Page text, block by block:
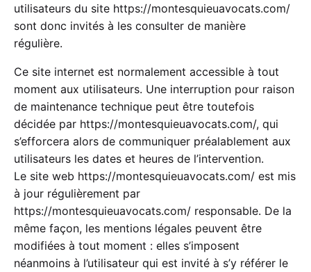
utilisateurs du site https://montesquieuavocats.com/
sont donc invités à les consulter de manière
régulière.
Ce site internet est normalement accessible à tout
moment aux utilisateurs. Une interruption pour raison
de maintenance technique peut être toutefois
décidée par https://montesquieuavocats.com/, qui
s’efforcera alors de communiquer préalablement aux
utilisateurs les dates et heures de l’intervention.
Le site web https://montesquieuavocats.com/ est mis
à jour régulièrement par
https://montesquieuavocats.com/ responsable. De la
même façon, les mentions légales peuvent être
modifiées à tout moment : elles s’imposent
néanmoins à l’utilisateur qui est invité à s’y référer le